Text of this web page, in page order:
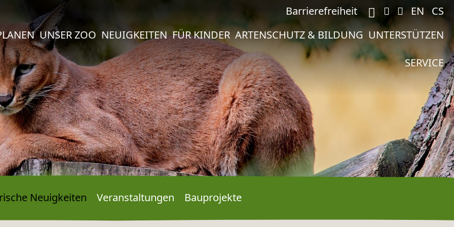
Barrierefreiheit EN
CS
UNSER ZOO NEUIGKEITEN FÜR KINDER ARTENSCHUTZ & BILDUNG UNTERSTÜTZEN
SERVICE
Neuigkeiten Veranstal­tungen Bauprojekte